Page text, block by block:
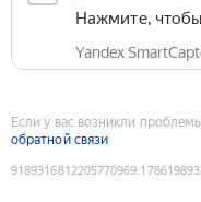
Нажмите,
Yandex
Если у вас возникли
обратной связи
9189316812205770969: